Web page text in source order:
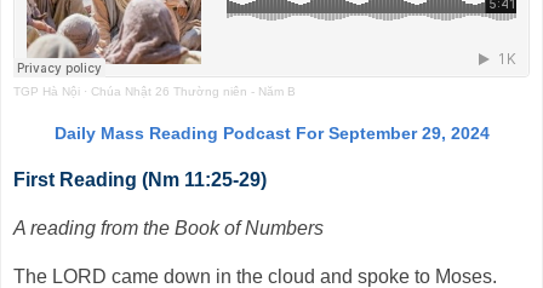
TGP Hà Nội · Chúa Nhật 26 Thường niên - Năm B
Daily Mass Reading Podcast For September 29, 2024
First Reading (Nm 11:25-29)
A reading from the Book of Numbers
The LORD came down in the cloud and spoke to Moses.